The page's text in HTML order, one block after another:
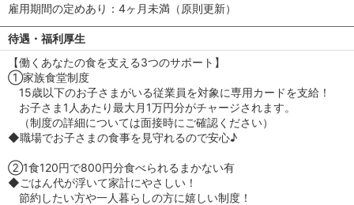
雇用期間の定めあり：4ヶ月未満（原則更新）
待遇・福利厚生
【働くあなたの食を支える3つのサポート】
①家族食堂制度
15歳以下のお子さまがいる従業員を対象に専用カードを支給！
お子さま1人あたり最大月1万円分がチャージされます。
（制度の詳細については面接時にご確認ください）
◆職場でお子さまの食事を見守れるので安心♪
②1食120円で800円分食べられるまかない有
◆ごはん代が浮いて家計にやさしい！
節約したい方や一人暮らしの方に嬉しい制度！